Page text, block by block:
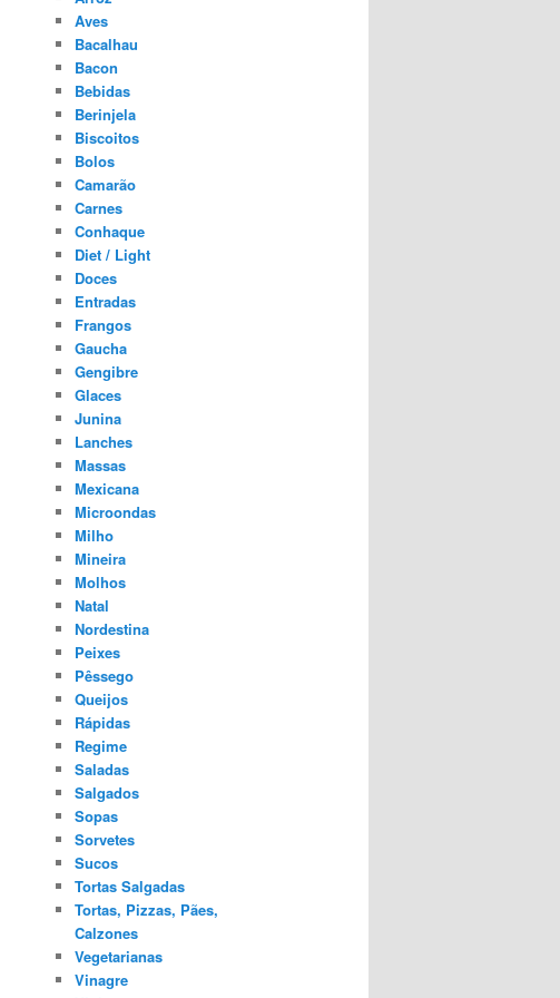
Aves
Bacalhau
Bacon
Bebidas
Berinjela
Biscoitos
Bolos
Camarão
Carnes
Conhaque
Diet / Light
Doces
Entradas
Frangos
Gaucha
Gengibre
Glaces
Junina
Lanches
Massas
Mexicana
Microondas
Milho
Mineira
Molhos
Natal
Nordestina
Peixes
Pêssego
Queijos
Rápidas
Regime
Saladas
Salgados
Sopas
Sorvetes
Sucos
Tortas Salgadas
Tortas, Pizzas, Pães,
Calzones
Vegetarianas
Vinagre